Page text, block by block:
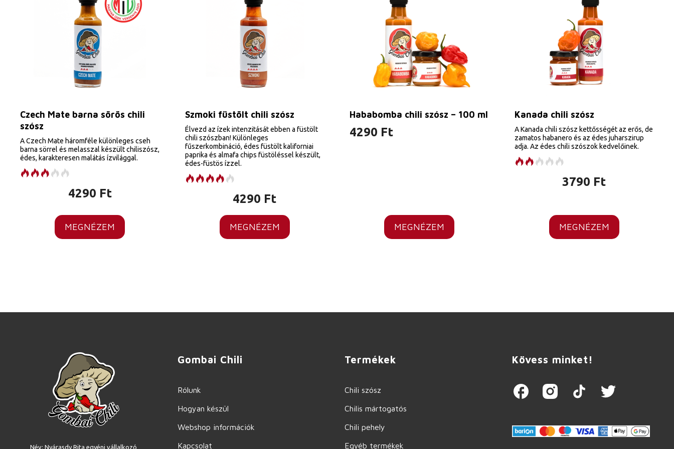
Czech Mate barna sörös chili
szósz
A Czech Mate háromféle különleges cseh
barna sörrel és melasszal készült chiliszósz,
édes, karakteresen malátás ízvilággal.
4290 Ft
MEGNÉZEM
Szmoki füstölt chili szósz
Élvezd az ízek intenzitását ebben a füstölt
chili szószban! Különleges
fűszerkombináció, édes füstölt kaliforniai
paprika és almafa chips füstöléssel készült,
édes-füstös ízzel.
4290 Ft
MEGNÉZEM
Hababomba chili szósz – 100 ml
4290 Ft
MEGNÉZEM
Kanada chili szósz
A Kanada chili szósz kettősségét az erős, de
zamatos habanero és az édes juharszirup
adja. Az édes chili szószok kedvelőinek.
3790 Ft
MEGNÉZEM
Név: Nyárasdy Rita egyéni vállalkozó
Gombai Chili
Rólunk
Hogyan készül
Webshop információk
Kapcsolat
Termékek
Chili szósz
Chilis mártogatós
Chili pehely
Egyéb termékek
Kövess minket!